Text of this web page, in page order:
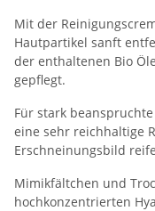
Mit der
Hautpartikel sanft
der enthaltenen Bio
gepflegt.
Für stark
eine sehr reichhaltige
Erschneinungsbild
Mimikfältchen und
hochkonzentrierten